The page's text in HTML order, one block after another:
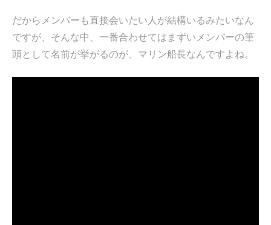
キ
ッ
プ
だからメンバーも直接会いたい人が結構いるみたいなん
ですが、そんな中、一番合わせてはまずいメンバーの筆
頭として名前が挙がるのが、マリン船長なんですよね。